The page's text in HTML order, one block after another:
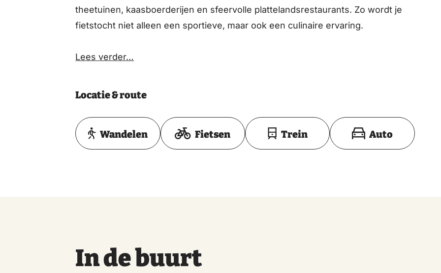
theetuinen, kaasboerderijen en sfeervolle plattelandsrestaurants. Zo wordt je
fietstocht niet alleen een sportieve, maar ook een culinaire ervaring.
Lees verder…
Locatie & route
Toon op kaart
Wandelen Fietsen Trein Auto
In de buurt